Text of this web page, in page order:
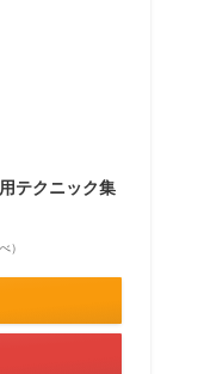
テクニック集
）